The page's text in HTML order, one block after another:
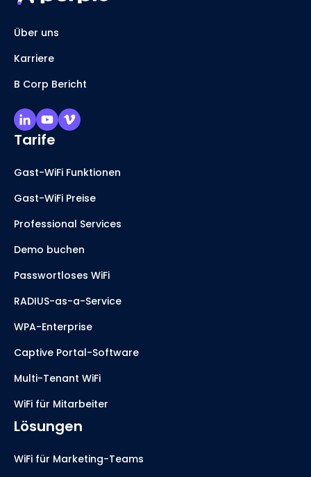
Über uns
Karriere
B Corp Bericht
Tarife
Gast-WiFi Funktionen
Gast-WiFi Preise
Professional Services
Demo buchen
Passwortloses WiFi
RADIUS-as-a-Service
WPA-Enterprise
Captive Portal-Software
Multi-Tenant WiFi
WiFi für Mitarbeiter
Lösungen
WiFi für Marketing-Teams